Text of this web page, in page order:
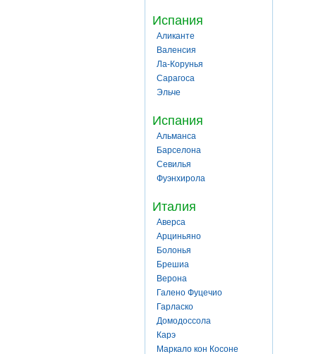
Испания
Аликанте
Валенсия
Ла-Корунья
Сарагоса
Эльче
Испания
Альманса
Барселона
Севилья
Фуэнхирола
Италия
Аверса
Арциньяно
Болонья
Брешиа
Верона
Галено Фуцечио
Гарласко
Домодоссола
Карэ
Маркало кон Косоне